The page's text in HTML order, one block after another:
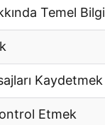
Temel
Kaydetmek
Etmek